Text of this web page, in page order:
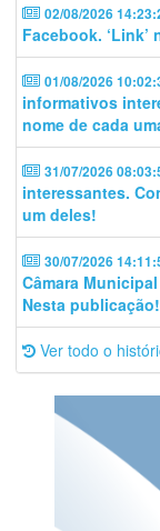
02/08/2026
Facebook.
01/08/2026
informativos
nome de cada
31/07/2026
interessantes.
um deles!
30/07/2026
Câmara
Nesta publicação!
Ver todo o